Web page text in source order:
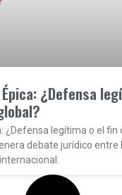
¿Defensa
¿Defensa legítima o el fin
debate jurídico entre